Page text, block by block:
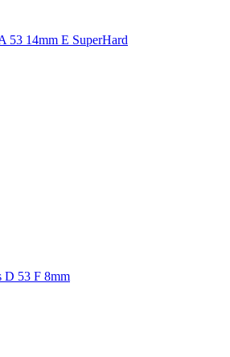
53 14mm E SuperHard
D 53 F 8mm